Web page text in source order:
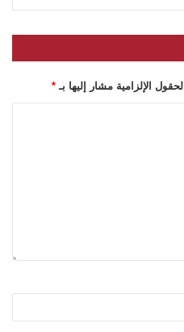
الحقول الإلزامية مشار إليها بـ *